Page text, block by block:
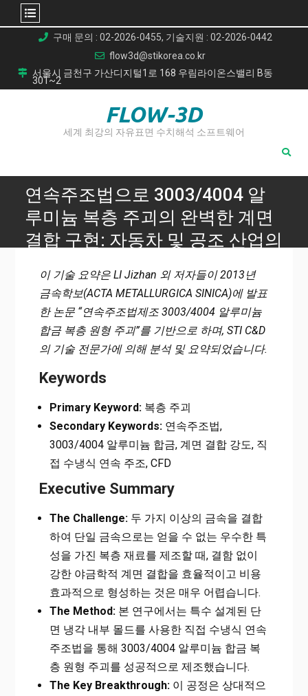
content
구매 문의 : 02-2026-0455, 기술지원 : 02-2026-0442
flow3d@stikorea.co.kr
서울시 금천구 가산디지털1로 168 우림라이온스밸리 B동
301~2
FLOW-3D
세계 최강의 자유표면 수치해석 소프트웨어
연속주조법으로 3003/4004 알
루미늄 복층 주괴의 완벽한 계면
결합 구현: 자동차 및 공조 산업의
Home
면 결합 구현: 자동차 및 공조 산업의 혁신
이 기술 요약은 LI Jizhan 외 저자들이 2013년
금속학보(АСТА МЕTALLURGICA SINICA)에 발표
한 논문 “연속주조법제조 3003/4004 알루미늄
합금 복층 원형 주괴”를 기반으로 하며, STI C&D
의 기술 전문가에 의해 분석 및 요약되었습니다.
Keywords
Primary Keyword:복층 주괴
Secondary Keywords:연속주조법,
3003/4004 알루미늄 합금, 계면 결합 강도, 직
접 수냉식 연속 주조, CFD
Executive Summary
The Challenge:두 가지 이상의 금속을 결합
하여 단일 금속으로는 얻을 수 없는 우수한 특
성을 가진 복층 재료를 제조할 때, 결함 없이
강한 야금학적 계면 결합을 효율적이고 비용
효과적으로 형성하는 것은 매우 어렵습니다.
The Method:본 연구에서는 특수 설계된 단
면 냉각 내부 몰드를 사용한 직접 수냉식 연속
주조법을 통해 3003/4004 알루미늄 합금 복
층 원형 주괴를 성공적으로 제조했습니다.
The Key Breakthrough:이 공정은 상대적으